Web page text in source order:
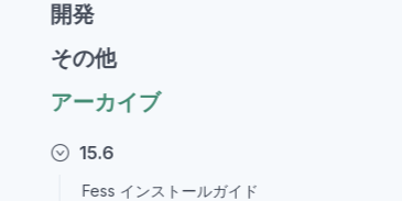
開発
その他
アーカイブ
15.6
Fess インストールガイド